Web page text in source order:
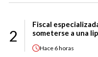
2
Fiscal
someterse a una
Hace 6 horas